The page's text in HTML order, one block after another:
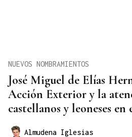
José Miguel de Elías
Acción Exterior y la
castellanos y leoneses
NUEVOS NOMBRAMIENTOS
Almudena Iglesias